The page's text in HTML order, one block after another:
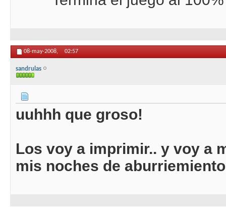
08-may-2008, 02:57
sandrulas
uuhhh que groso!
Los voy a imprimir.. y voy a
mis noches de